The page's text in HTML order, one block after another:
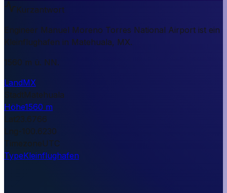
Kurzantwort
Engineer Manuel Moreno Torres National Airport ist ein
Kleinflughafen in Matehuala, MX.
1560 m ü. NN.
LandMX
StadtMatehuala
Höhe1560 m
Lat23.6766
Lng-100.6230
TimezoneUTC
TypeKleinflughafen